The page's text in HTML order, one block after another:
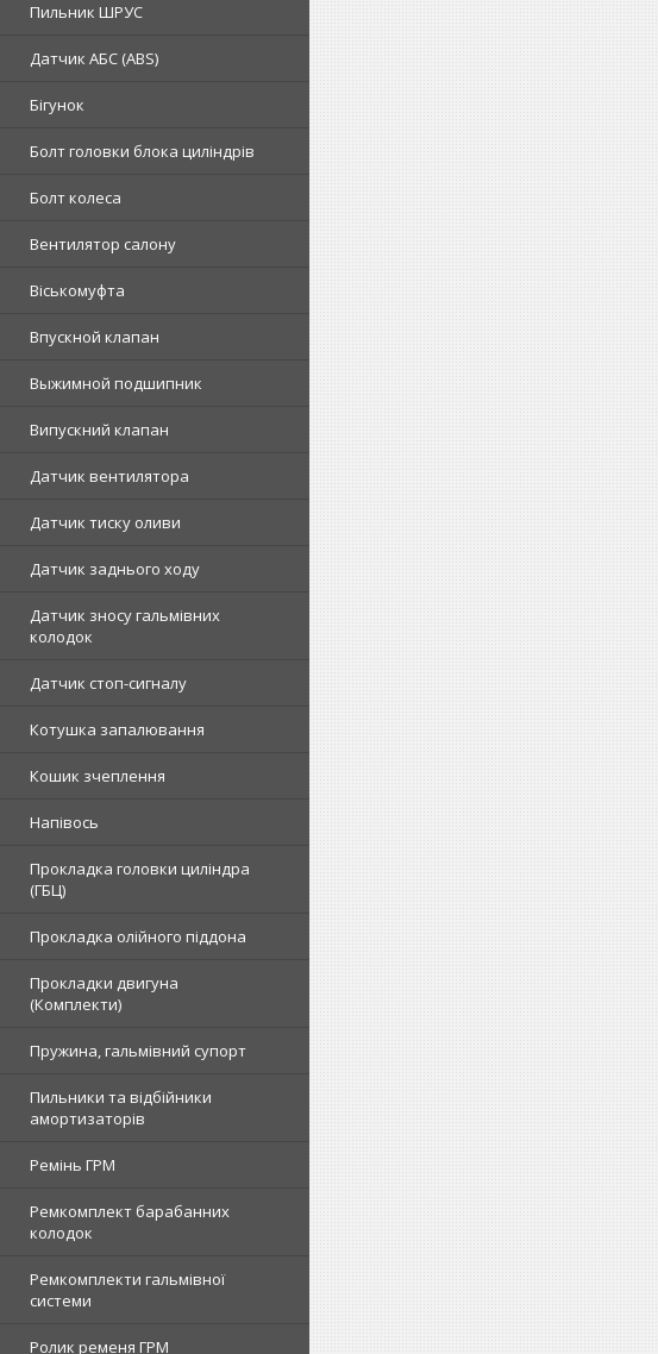
Пильник ШРУС
Датчик АБС (ABS)
Бігунок
Болт головки блока циліндрів
Болт колеса
Вентилятор салону
Віськомуфта
Впускной клапан
Выжимной подшипник
Випускний клапан
Датчик вентилятора
Датчик тиску оливи
Датчик заднього ходу
Датчик зносу гальмівних
колодок
Датчик стоп-сигналу
Котушка запалювання
Кошик зчеплення
Напівось
Прокладка головки циліндра
(ГБЦ)
Прокладка олійного піддона
Прокладки двигуна
(Комплекти)
Пружина, гальмівний супорт
Пильники та відбійники
амортизаторів
Ремінь ГРМ
Ремкомплект барабанних
колодок
Ремкомплекти гальмівної
системи
Ролик ременя ГРМ